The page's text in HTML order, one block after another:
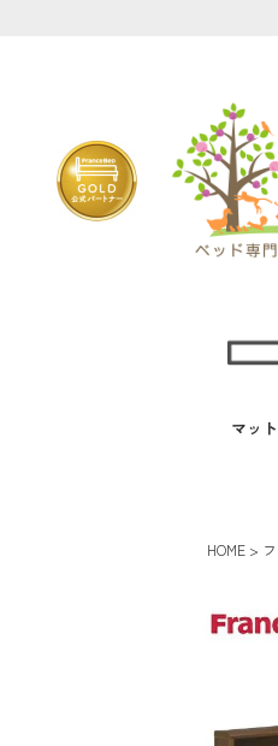
マッ
HOME